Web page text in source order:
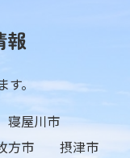
報
す。
寝屋川市
方市
摂津市